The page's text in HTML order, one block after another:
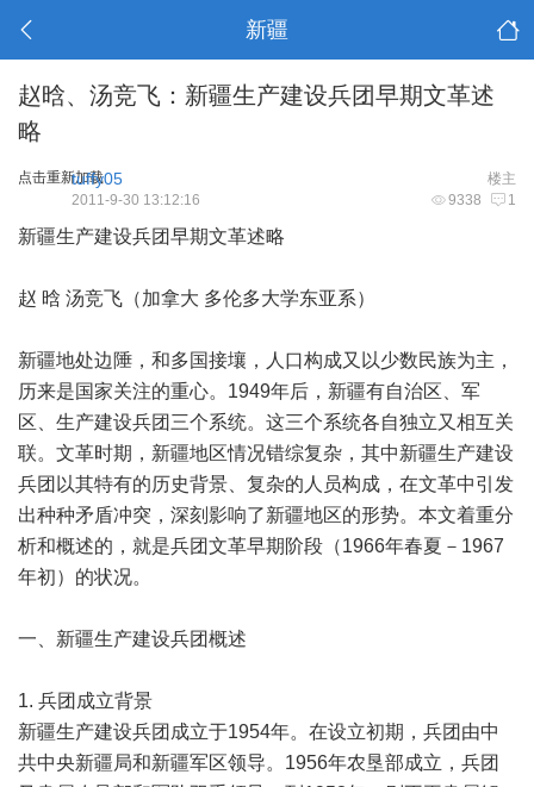
新疆
赵晗、汤竞飞：新疆生产建设兵团早期文革述
略
点击重新加载 楼主
tuffy05
9338 1
2011-9-30 13:12:16
新疆生产建设兵团早期文革述略
赵 晗 汤竞飞（加拿大 多伦多大学东亚系）
新疆地处边陲，和多国接壤，人口构成又以少数民族为主，
历来是国家关注的重心。1949年后，新疆有自治区、军
区、生产建设兵团三个系统。这三个系统各自独立又相互关
联。文革时期，新疆地区情况错综复杂，其中新疆生产建设
兵团以其特有的历史背景、复杂的人员构成，在文革中引发
出种种矛盾冲突，深刻影响了新疆地区的形势。本文着重分
析和概述的，就是兵团文革早期阶段（1966年春夏－1967
年初）的状况。
一、新疆生产建设兵团概述
1. 兵团成立背景
新疆生产建设兵团成立于1954年。在设立初期，兵团由中
共中央新疆局和新疆军区领导。1956年农垦部成立，兵团